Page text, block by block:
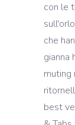
con le
che
gianna
muting
best